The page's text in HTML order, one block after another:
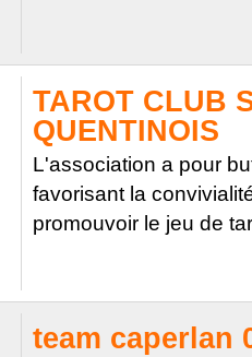
TAROT CLUB
QUENTINOIS
L'association a pour
favorisant la
promouvoir le jeu de
team caperlan